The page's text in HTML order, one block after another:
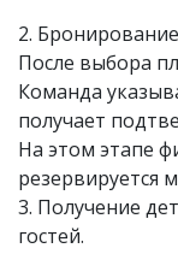
2.
После выбора
Команда
получает
На этом этапе
резервируется
3. Получение
гостей.